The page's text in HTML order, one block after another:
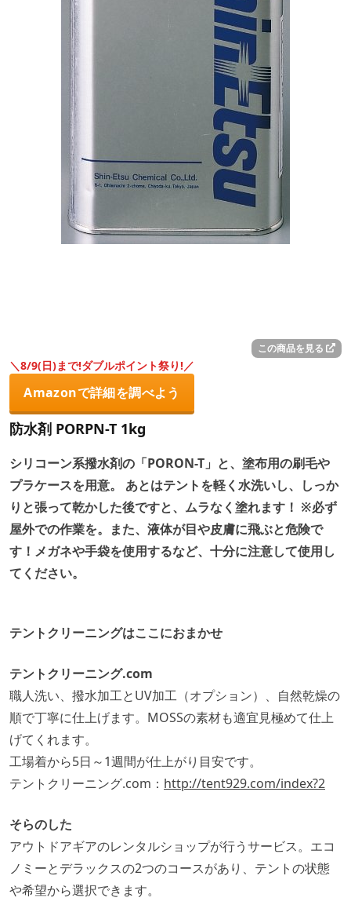
この商品を見る
＼8/9(日)まで!ダブルポイント祭り!／
Amazonで詳細を調べよう
防水剤 PORPN-T 1kg
シリコーン系撥水剤の「PORON-T」と、塗布用の刷毛や
プラケースを用意。 あとはテントを軽く水洗いし、しっか
りと張って乾かした後ですと、ムラなく塗れます！ ※必ず
屋外での作業を。また、液体が目や皮膚に飛ぶと危険で
す！メガネや手袋を使用するなど、十分に注意して使用し
てください。
テントクリーニングはここにおまかせ
テントクリーニング.com
職人洗い、撥水加工とUV加工（オプション）、自然乾燥の
順で丁寧に仕上げます。MOSSの素材も適宜見極めて仕上
げてくれます。
工場着から5日～1週間が仕上がり目安です。
テントクリーニング.com： http://tent929.com/index?2
そらのした
アウトドアギアのレンタルショップが行うサービス。エコ
ノミーとデラックスの2つのコースがあり、テントの状態
や希望から選択できます。